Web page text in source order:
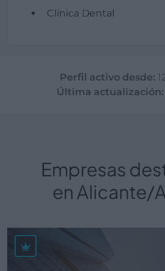
Clínica Dental
Perfil activo desde:
Última actualización:
Empresas
en Alicante/